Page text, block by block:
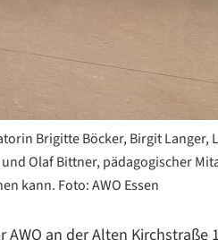
Brigitte Böcker, Birgit Langer,
Olaf Bittner, pädagogischer
kann. Foto: AWO Essen
an der Alten Kirchstraße
Datenschutzerklärung
Datenschutzerklärung